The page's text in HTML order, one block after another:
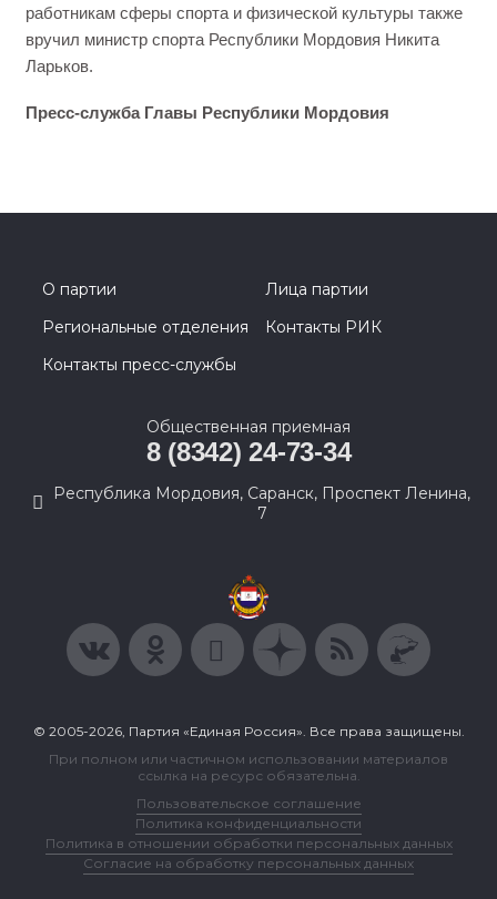
работникам сферы спорта и физической культуры также
вручил министр спорта Республики Мордовия Никита
Ларьков.
Пресс-служба Главы Республики Мордовия
О партии
Лица партии
Региональные отделения
Контакты РИК
Контакты пресс-службы
Общественная приемная
8 (8342) 24-73-34
Республика Мордовия, Саранск, Проспект Ленина,
7
© 2005-2026, Партия «Единая Россия». Все права защищены.
При полном или частичном использовании материалов
ссылка на ресурс обязательна.
Пользовательское соглашение
Политика конфиденциальности
Политика в отношении обработки персональных данных
Согласие на обработку персональных данных